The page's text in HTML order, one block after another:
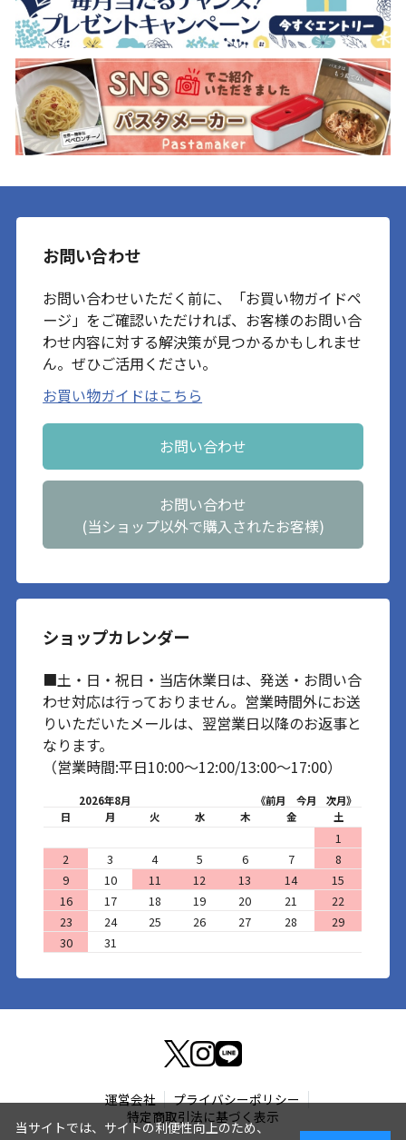
お問い合わせ
お問い合わせいただく前に、「お買い物ガイドペ
ージ」をご確認いただければ、お客様のお問い合
わせ内容に対する解決策が見つかるかもしれませ
ん。ぜひご活用ください。
お買い物ガイドはこちら
お問い合わせ
お問い合わせ
(当ショップ以外で購入されたお客様)
ショップカレンダー
■土・日・祝日・当店休業日は、発送・お問い合
わせ対応は行っておりません。営業時間外にお送
りいただいたメールは、翌営業日以降のお返事と
なります。
（営業時間:平日10:00～12:00/13:00～17:00）
2026年8月 《前月 今月
次月》
日
月 火 水 木 金 土
1
2
3 4 5 6 7
8
9
10 11 12 13 14
15
16
17 18 19 20 21
22
23
24 25 26 27 28
29
30
31
運営会社
プライバシーポリシー
特定商取引法に基づく表示
当サイトでは、サイトの利便性向上のため、